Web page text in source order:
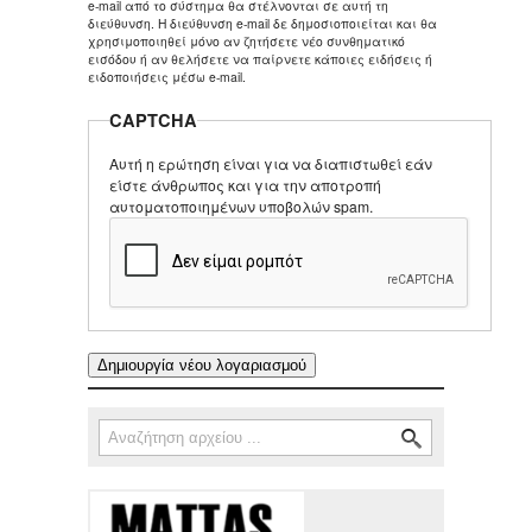
e-mail από το σύστημα θα στέλνονται σε αυτή τη
διεύθυνση. Η διεύθυνση e-mail δε δημοσιοποιείται και θα
χρησιμοποιηθεί μόνο αν ζητήσετε νέο συνθηματικό
εισόδου ή αν θελήσετε να παίρνετε κάποιες ειδήσεις ή
ειδοποιήσεις μέσω e-mail.
CAPTCHA
Αυτή η ερώτηση είναι για να διαπιστωθεί εάν
είστε άνθρωπος και για την αποτροπή
αυτοματοποιημένων υποβολών spam.
Φόρμα αναζήτησης
Αναζήτηση